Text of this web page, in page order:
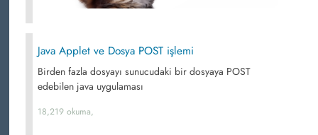
Java Applet ve Dosya POST işlemi
Birden fazla dosyayı sunucudaki bir dosyaya POST
edebilen java uygulaması
18,219 okuma,